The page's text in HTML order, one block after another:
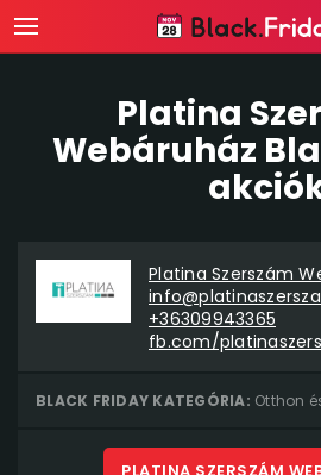
Platina
Webáruház
Platina Szerszám
+36309943365
fb.com/
BLACK FRIDAY KATEGÓRIA: Otthon